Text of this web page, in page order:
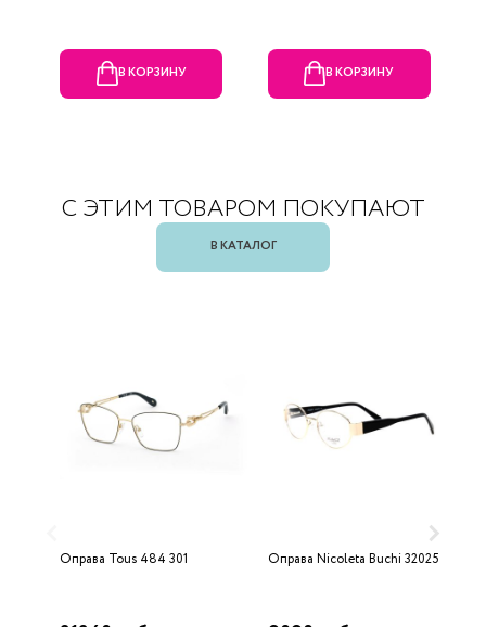
В КОРЗИНУ В КОРЗИНУ
С ЭТИМ ТОВАРОМ ПОКУПАЮТ
В КАТАЛОГ
Оправа Tous 484 301 Оправа Nicoleta Buchi 32025 01